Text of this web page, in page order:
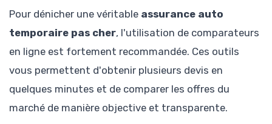
Pour dénicher une véritable assurance auto
temporaire pas cher, l'utilisation de comparateurs
en ligne est fortement recommandée. Ces outils
vous permettent d'obtenir plusieurs devis en
quelques minutes et de comparer les offres du
marché de manière objective et transparente.